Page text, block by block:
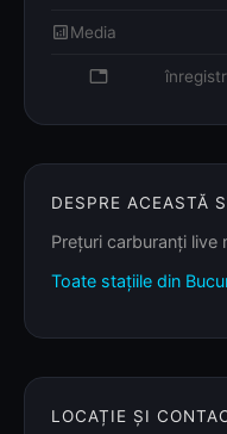
analyticsMedia
database
DESPRE ACEASTĂ
Prețuri carburanți
Toate stațiile din
LOCAȚIE ȘI